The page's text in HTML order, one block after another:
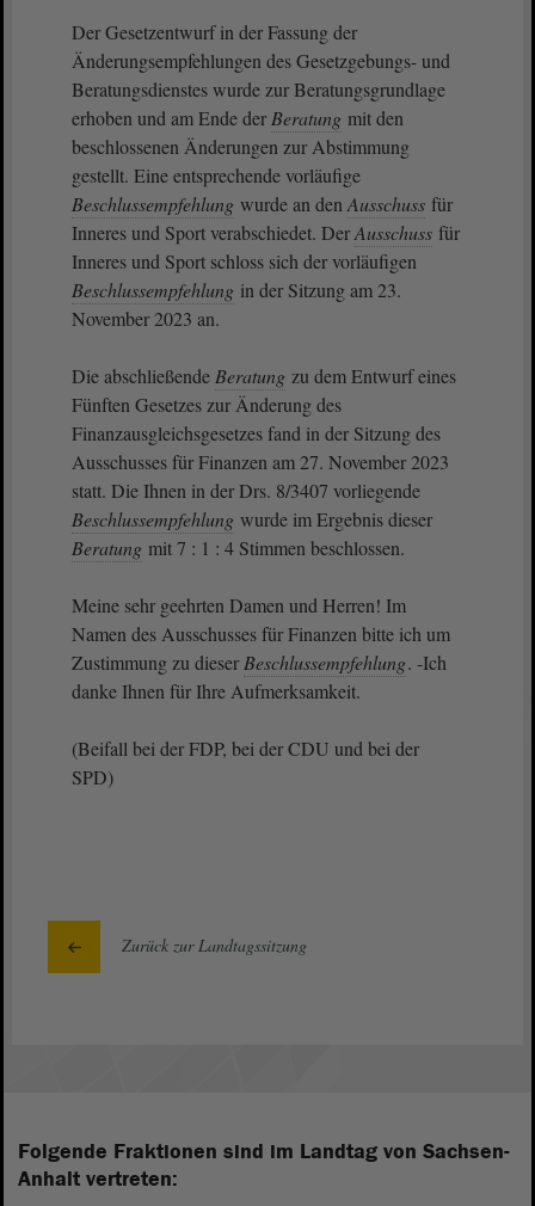
Der Gesetzentwurf in der Fassung der
Änderungsempfehlungen des Gesetzgebungs- und
Beratungsdienstes wurde zur Beratungsgrundlage
erhoben und am Ende der Beratung mit den
beschlossenen Änderungen zur Abstimmung
gestellt. Eine entsprechende vorläufige
Beschlussempfehlung wurde an den Ausschuss für
Inneres und Sport verabschiedet. DerAusschuss für
Inneres und Sport schloss sich der vorläufigen
Beschlussempfehlung in der Sitzung am 23.
November 2023 an.
Die abschließende Beratung zu dem Entwurf eines
Fünften Gesetzes zur Änderung des
Finanzausgleichsgesetzes fand in der Sitzung des
Ausschusses für Finanzen am 27. November 2023
statt. Die Ihnen in der Drs. 8/3407 vorliegende
Beschlussempfehlung wurde im Ergebnis dieser
Beratung mit 7 : 1 : 4 Stimmen beschlossen.
Meine sehr geehrten Damen und Herren! Im
Namen des Ausschusses für Finanzen bitte ich um
Zustimmung zu dieser Beschlussempfehlung. -Ich
danke Ihnen für Ihre Aufmerksamkeit.
(Beifall bei der FDP, bei der CDU und bei der
SPD)
Zurück zur Landtagssitzung
Folgende Fraktionen sind im Landtag von Sachsen-
Anhalt vertreten: